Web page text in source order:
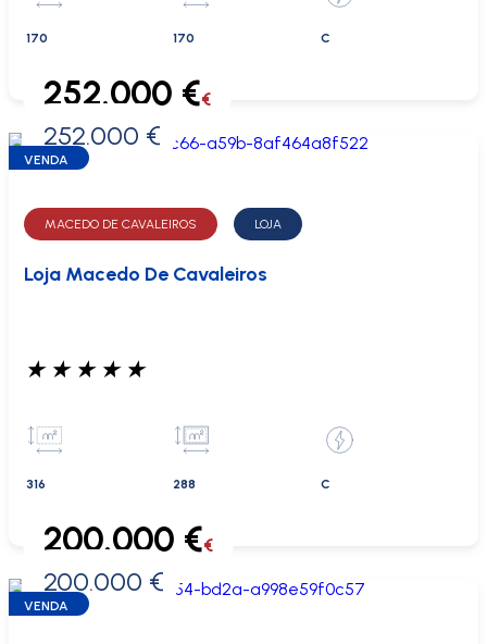
170 170 C
0 €
252.000 €€
252.000 €
VENDA
MACEDO DE CAVALEIROS LOJA
Loja Macedo De Cavaleiros
★ ★ ★ ★ ★
316 288 C
0 €
200.000 €€
200.000 €
VENDA